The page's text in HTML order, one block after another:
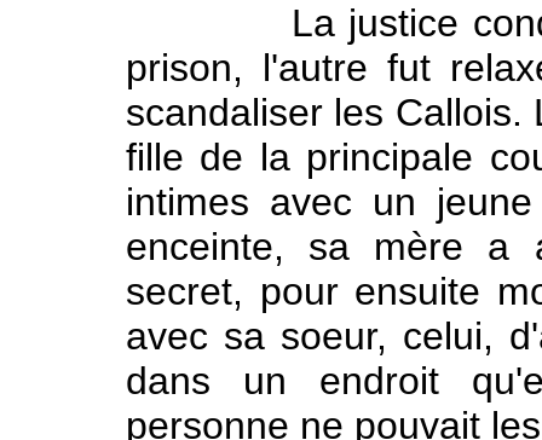
La justice
prison, l'autre fut
scandaliser les Callois.
fille de la principale
intimes avec un
enceinte, sa mère a
secret, pour ensuite
avec sa soeur, celui,
dans un endroit
personne ne pouvait